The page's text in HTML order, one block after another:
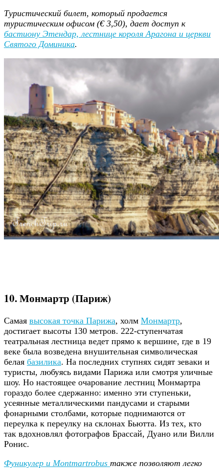
Туристический билет, который продается
туристическим офисом (€ 3,50), дает доступ к
бастиону Этендар, лестнице короля Арагона и церкви
Святого Доминика.
10. Монмартр (Париж)
Самая высокая точка Парижа, холм Монмартр,
достигает высоты 130 метров. 222-ступенчатая
театральная лестница ведет прямо к вершине, где в 19
веке была возведена внушительная символическая
белая базилика. На последних ступнях сидят зеваки и
туристы, любуясь видами Парижа или смотря уличные
шоу. Но настоящее очарование лестниц Монмартра
гораздо более сдержанно: именно эти ступеньки,
усеянные металлическими пандусами и старыми
фонарными столбами, которые поднимаются от
переулка к переулку на склонах Бьютта. Из тех, кто
так вдохновлял фотографов Брассай, Дуано или Вилли
Ронис.
Фуникулер и Montmartrobus также позволяют легко